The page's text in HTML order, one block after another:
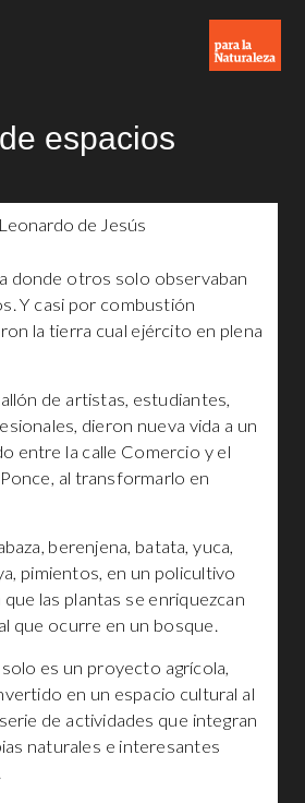
espacios
donde otros solo observaban
Y casi por combustión
la tierra cual ejército en plena
de artistas, estudiantes,
dieron nueva vida a un
entre la calle Comercio y el
al transformarlo en
berenjena, batata, yuca,
pimientos, en un policultivo
las plantas se enriquezcan
que ocurre en un bosque.
es un proyecto agrícola,
en un espacio cultural al
de actividades que integran
naturales e interesantes